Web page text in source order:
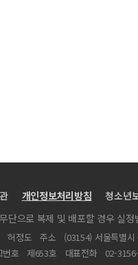
개인정보처리방침 청소년
단으로 복제 및 배포할 경우 실
허정도 주소 (03154) 서울특별
번호 제653호 대표전화
02-